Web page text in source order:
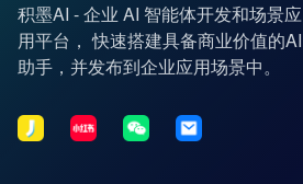
积墨AI - 企业 AI 智能体开发和场景应
用平台， 快速搭建具备商业价值的AI
助手，并发布到企业应用场景中。